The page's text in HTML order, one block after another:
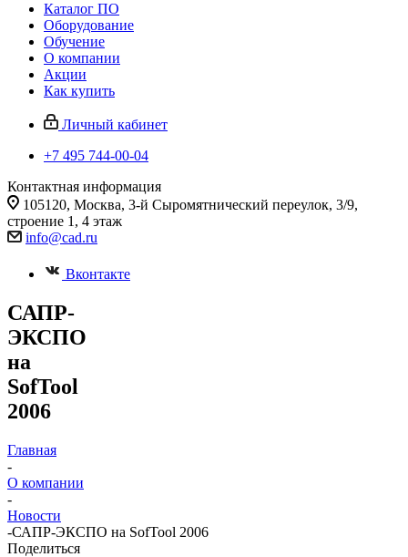
Каталог ПО
Оборудование
Обучение
О компании
Акции
Как купить
Личный кабинет
+7 495 744-00-04
Контактная информация
105120, Москва, 3-й Сыромятнический переулок, 3/9,
строение 1, 4 этаж
info@cad.ru
Вконтакте
САПР-
ЭКСПО
на
SofTool
2006
Главная
-
О компании
-
Новости
-САПР-ЭКСПО на SofTool 2006
Поделиться